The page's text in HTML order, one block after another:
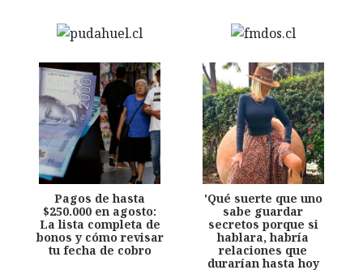
Pagos de hasta
$250.000 en agosto:
La lista completa de
bonos y cómo revisar
tu fecha de cobro
'Qué suerte que uno
sabe guardar
secretos porque si
hablara, habría
relaciones que
durarían hasta hoy